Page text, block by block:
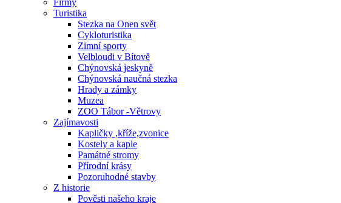
Firmy
Turistika
Stezka na Onen svět
Cykloturistika
Zimní sporty
Velbloudi v Bítově
Chýnovská jeskyně
Chýnovská naučná stezka
Hrady a zámky
Muzea
ZOO Tábor -Větrovy
Zajímavosti
Kapličky ,kříže,zvonice
Kostely a kaple
Památné stromy
Přírodní krásy
Pozoruhodné stavby
Z historie
Pověsti našeho kraje